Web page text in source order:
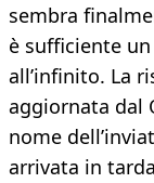
sembra
è sufficiente
all’infinito. La
aggiornata dal
nome
arrivata in